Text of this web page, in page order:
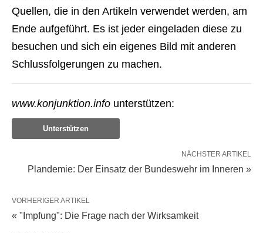
Quellen, die in den Artikeln verwendet werden, am
Ende aufgeführt. Es ist jeder eingeladen diese zu
besuchen und sich ein eigenes Bild mit anderen
Schlussfolgerungen zu machen.
www.konjunktion.info unterstützen:
Unterstützen
NÄCHSTER ARTIKEL
Plandemie: Der Einsatz der Bundeswehr im Inneren »
VORHERIGER ARTIKEL
« "Impfung": Die Frage nach der Wirksamkeit